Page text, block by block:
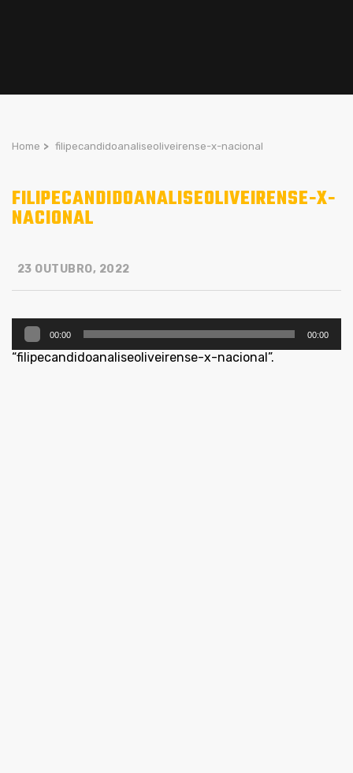
Home > filipecandidoanaliseoliveirense-x-nacional
FILIPECANDIDOANALISEOLIVEIRENSE-X-
NACIONAL
23 OUTUBRO, 2022
Reprodutor
de
áudio
00:00 00:00
“filipecandidoanaliseoliveirense-x-nacional”.